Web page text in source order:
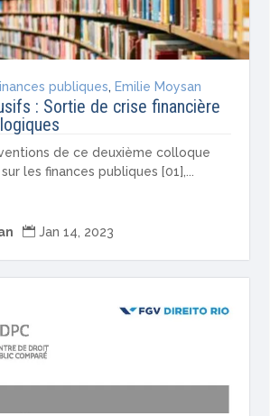
publiques, Emilie Moysan
: Sortie de crise financière
de ce deuxième colloque
les finances publiques [01],...
 Jan 14, 2023